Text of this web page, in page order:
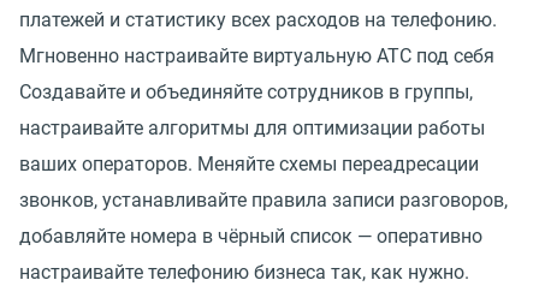
платежей и статистику всех расходов на телефонию.
Мгновенно настраивайте виртуальную АТС под себя
Создавайте и объединяйте сотрудников в группы,
настраивайте алгоритмы для оптимизации работы
ваших операторов. Меняйте схемы переадресации
звонков, устанавливайте правила записи разговоров,
добавляйте номера в чёрный список — оперативно
настраивайте телефонию бизнеса так, как нужно.